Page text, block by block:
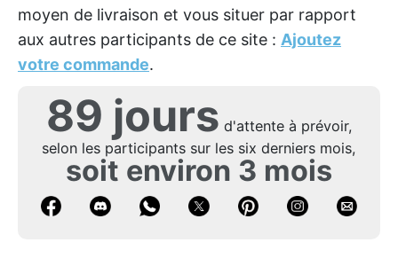
moyen de livraison et vous situer par rapport
aux autres participants de ce site : Ajoutez
votre commande.
89 jours d'attente à prévoir,
selon les participants sur les six derniers mois,
soit environ 3 mois